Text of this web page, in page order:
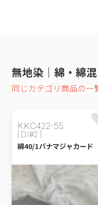
無地染｜綿・綿混
同じカテゴリ商品の一
KKC422-55
[ D/#2 ]
綿40/1パナマジャカード